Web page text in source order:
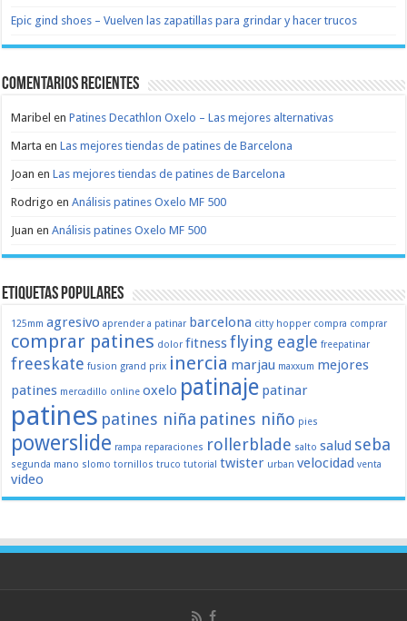
Epic gind shoes – Vuelven las zapatillas para grindar y hacer trucos
Comentarios recientes
Maribel enPatines Decathlon Oxelo – Las mejores alternativas
Marta enLas mejores tiendas de patines de Barcelona
Joan enLas mejores tiendas de patines de Barcelona
Rodrigo enAnálisis patines Oxelo MF 500
Juan enAnálisis patines Oxelo MF 500
Etiquetas populares
125mm agresivo aprender a patinar barcelona citty hopper compra comprar
comprar patines dolor fitnessflying eagle freepatinar
freeskate fusion grand prix inercia marjau maxxum mejores
patines mercadillo online oxelo patinaje patinar
patines patines niña patines niño pies
powerslide rampa reparaciones rollerblade salto salud seba
segunda mano slomo tornillos truco tutorial twister urban velocidad venta
video